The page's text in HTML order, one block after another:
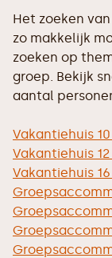
Het zoeken
zo makkelijk
zoeken op
groep. Bekijk
aantal
Vakantiehuis
Vakantiehuis
Vakantiehuis